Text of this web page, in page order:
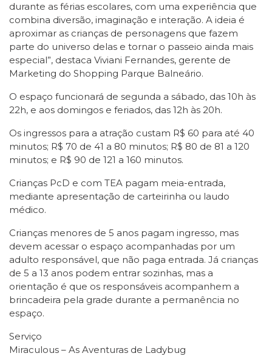
durante as férias escolares, com uma experiência que
combina diversão, imaginação e interação. A ideia é
aproximar as crianças de personagens que fazem
parte do universo delas e tornar o passeio ainda mais
especial”, destaca Viviani Fernandes, gerente de
Marketing do Shopping Parque Balneário.
O espaço funcionará de segunda a sábado, das 10h às
22h, e aos domingos e feriados, das 12h às 20h.
Os ingressos para a atração custam R$ 60 para até 40
minutos; R$ 70 de 41 a 80 minutos; R$ 80 de 81 a 120
minutos; e R$ 90 de 121 a 160 minutos.
Crianças PcD e com TEA pagam meia-entrada,
mediante apresentação de carteirinha ou laudo
médico.
Crianças menores de 5 anos pagam ingresso, mas
devem acessar o espaço acompanhadas por um
adulto responsável, que não paga entrada. Já crianças
de 5 a 13 anos podem entrar sozinhas, mas a
orientação é que os responsáveis acompanhem a
brincadeira pela grade durante a permanência no
espaço.
Serviço
Miraculous – As Aventuras de Ladybug